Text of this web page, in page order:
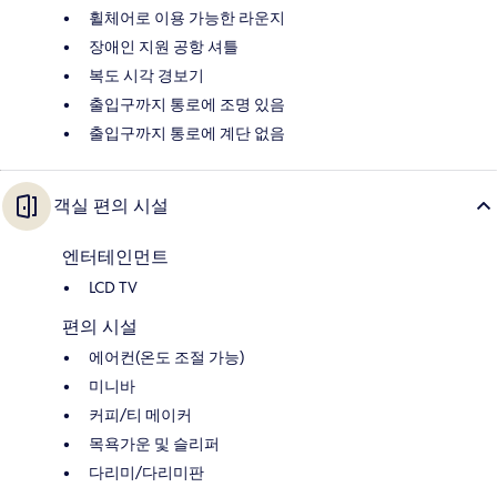
휠체어로 이용 가능한 라운지
장애인 지원 공항 셔틀
복도 시각 경보기
출입구까지 통로에 조명 있음
출입구까지 통로에 계단 없음
객실 편의 시설
엔터테인먼트
LCD TV
편의 시설
에어컨(온도 조절 가능)
미니바
커피/티 메이커
목욕가운 및 슬리퍼
다리미/다리미판